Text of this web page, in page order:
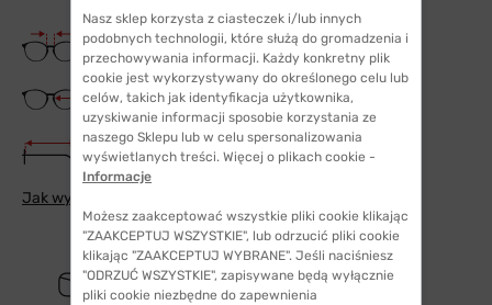
Szerokość mostka
17 mm
Szerokość szkła
54 mm
Długość zauszników
140 mm
Jak wybrać odpowiedni rozmiar
Nasz sklep korzysta z ciasteczek i/lub innych
podobnych technologii, które służą do gromadzenia i
przechowywania informacji. Każdy konkretny plik
cookie jest wykorzystywany do określonego celu lub
celów, takich jak identyfikacja użytkownika,
uzyskiwanie informacji sposobie korzystania ze
naszego Sklepu lub w celu spersonalizowania
wyświetlanych treści. Więcej o plikach cookie -
Informacje
Możesz zaakceptować wszystkie pliki cookie klikając
"ZAAKCEPTUJ WSZYSTKIE", lub odrzucić pliki cookie
klikając "ZAAKCEPTUJ WYBRANE". Jeśli naciśniesz
"ODRZUĆ WSZYSTKIE", zapisywane będą wyłącznie
pliki cookie niezbędne do zapewnienia